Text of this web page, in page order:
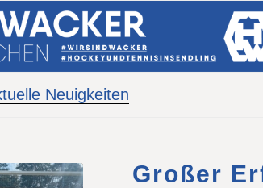
Neuigkeiten
Großer